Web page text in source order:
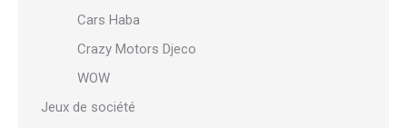
Cars Haba
Crazy Motors Djeco
WOW
Jeux de société